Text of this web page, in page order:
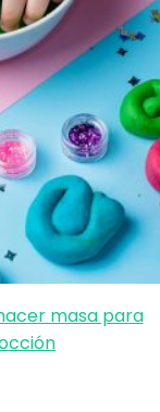
masa para